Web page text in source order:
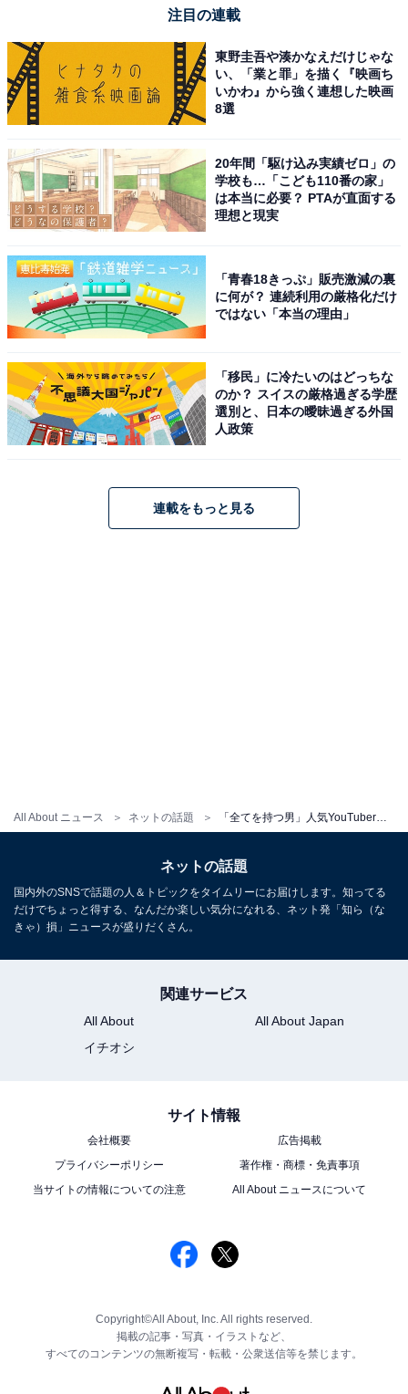
All About ニュース ネットの話題
注目の連載
東野圭吾や湊かなえだけじゃな
い、「業と罪」を描く『映画ち
いかわ』から強く連想した映画
8選
20年間「駆け込み実績ゼロ」の
学校も…「こども110番の家」
は本当に必要？ PTAが直面する
理想と現実
「青春18きっぷ」販売激減の裏
に何が？ 連続利用の厳格化だけ
ではない「本当の理由」
「移民」に冷たいのはどっちな
のか？ スイスの厳格過ぎる学歴
選別と、日本の曖昧過ぎる外国
人政策
連載をもっと見る
ネットの話題
国内外のSNSで話題の人＆トピックをタイムリーにお届けします。知ってる
だけでちょっと得する、なんだか楽しい気分になれる、ネット発「知ら（な
きゃ）損」ニュースが盛りだくさん。
関連サービス
All About
All About Japan
イチオシ
サイト情報
会社概要
広告掲載
プライバシーポリシー
著作権・商標・免責事項
当サイトの情報についての注意
All About ニュースについて
Copyright©All About, Inc. All rights reserved.
掲載の記事・写真・イラストなど、
すべてのコンテンツの無断複写・転載・公衆送信等を禁じます。